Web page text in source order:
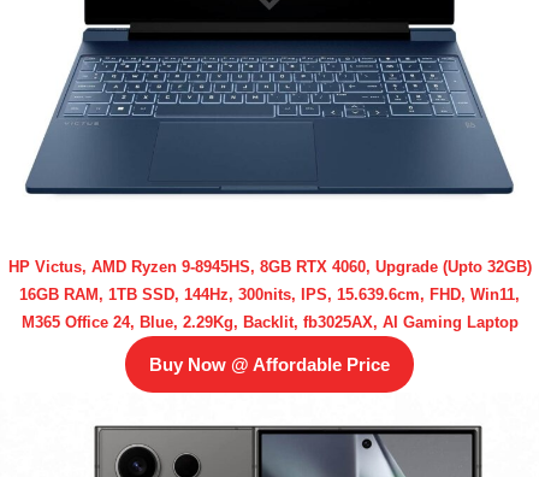
HP Victus, AMD Ryzen 9-8945HS, 8GB RTX 4060, Upgrade (Upto 32GB)
16GB RAM, 1TB SSD, 144Hz, 300nits, IPS, 15.639.6cm, FHD, Win11,
M365 Office 24, Blue, 2.29Kg, Backlit, fb3025AX, AI Gaming Laptop
Buy Now @ Affordable Price